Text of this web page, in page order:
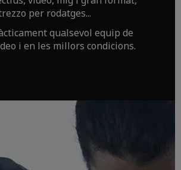
per rodatges...
qualsevol equip de
i en les millors condicions.